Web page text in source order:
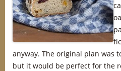
anyway. The original plan was
but it would be perfect for the